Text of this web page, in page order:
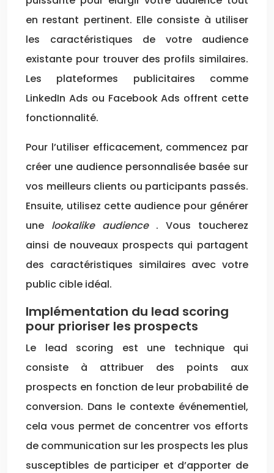
en restant pertinent. Elle consiste à utiliser
les caractéristiques de votre audience
existante pour trouver des profils similaires.
Les plateformes publicitaires comme
LinkedIn Ads ou Facebook Ads offrent cette
fonctionnalité.
Pour l’utiliser efficacement, commencez par
créer une audience personnalisée basée sur
vos meilleurs clients ou participants passés.
Ensuite, utilisez cette audience pour générer
une lookalike audience . Vous toucherez
ainsi de nouveaux prospects qui partagent
des caractéristiques similaires avec votre
public cible idéal.
Implémentation du lead scoring
pour prioriser les prospects
Le lead scoring est une technique qui
consiste à attribuer des points aux
prospects en fonction de leur probabilité de
conversion. Dans le contexte événementiel,
cela vous permet de concentrer vos efforts
de communication sur les prospects les plus
susceptibles de participer et d’apporter de